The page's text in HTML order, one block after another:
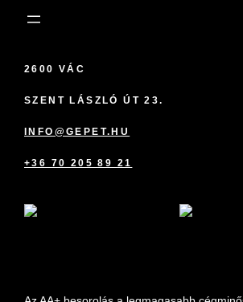
2600 VÁC
SZENT LÁSZLÓ ÚT 23.
INFO@GEPET.HU
+36 70 205 89 21